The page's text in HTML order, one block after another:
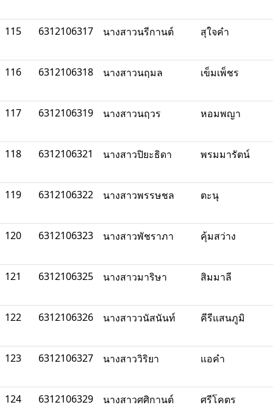
115 6312106317 นางสาวนรีกานต์ สุใจคำ
116 6312106318 นางสาวนฤมล เข็มเพ็ชร
117 6312106319 นางสาวนฤวร หอมพญา
118 6312106321 นางสาวปิยะธิดา พรมมารัตน์
119 6312106322 นางสาวพรรษชล ตะนุ
120 6312106323 นางสาวพัชราภา คุ้มสว่าง
121 6312106325 นางสาวมาริษา สิมมาลี
122 6312106326 นางสาววนัสนันท์ คีรีแสนภูมิ
123 6312106327 นางสาววิริยา แอคำ
124 6312106329 นางสาวศศิกานต์ ศรีโคตร